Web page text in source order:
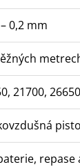
0,2 mm
21700,